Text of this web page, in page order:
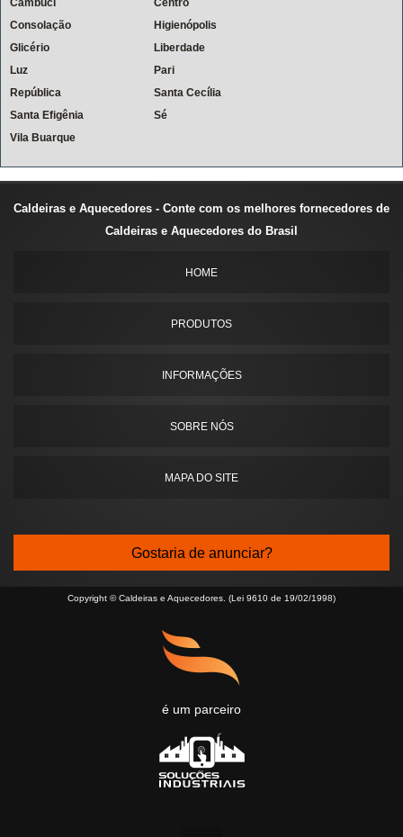
Cambuci
Centro
Consolação
Higienópolis
Glicério
Liberdade
Luz
Pari
República
Santa Cecília
Santa Efigênia
Sé
Vila Buarque
Caldeiras e Aquecedores - Conte com os melhores fornecedores de
Caldeiras e Aquecedores do Brasil
HOME
PRODUTOS
INFORMAÇÕES
SOBRE NÓS
MAPA DO SITE
Gostaria de anunciar?
Copyright © Caldeiras e Aquecedores. (Lei 9610 de 19/02/1998)
é um parceiro